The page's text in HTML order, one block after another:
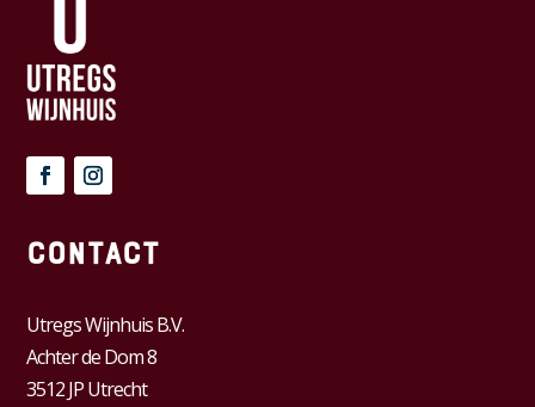
Contact
Utregs Wijnhuis B.V.
Achter de Dom 8
3512 JP Utrecht